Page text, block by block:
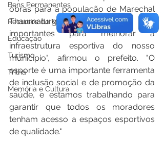
Bens Permanentes
Recursos do Município
Educação
Turismo
Trilha
Memória e Cultura
obras para a população de Marechal
Thaumaturgo. "Essas obras são
importantes para melhorar a
infraestrutura esportiva do nosso
município", afirmou o prefeito. "O
esporte é uma importante ferramenta
de inclusão social e de promoção da
saúde, e estamos trabalhando para
garantir que todos os moradores
tenham acesso a espaços esportivos
de qualidade."